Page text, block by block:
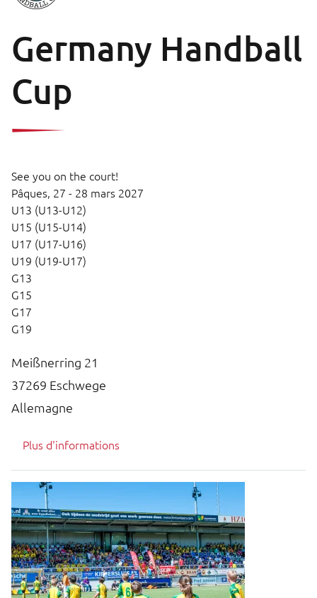
Germany Handball
Cup
See you on the court!
Pâques, 27 - 28 mars 2027
U13 (U13-U12)
U15 (U15-U14)
U17 (U17-U16)
U19 (U19-U17)
G13
G15
G17
G19
Meißnerring 21
37269 Eschwege
Allemagne
Plus d'informations